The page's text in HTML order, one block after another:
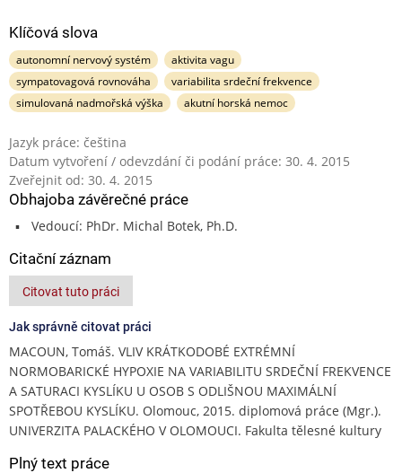
Klíčová slova
autonomní nervový systém
aktivita vagu
sympatovagová rovnováha
variabilita srdeční frekvence
simulovaná nadmořská výška
akutní horská nemoc
Jazyk práce: čeština
Datum vytvoření / odevzdání či podání práce: 30. 4. 2015
Zveřejnit od: 30. 4. 2015
Obhajoba závěrečné práce
Vedoucí: PhDr. Michal Botek, Ph.D.
Citační záznam
Citovat tuto práci
Jak správně citovat práci
MACOUN, Tomáš. VLIV KRÁTKODOBÉ EXTRÉMNÍ
NORMOBARICKÉ HYPOXIE NA VARIABILITU SRDEČNÍ FREKVENCE
A SATURACI KYSLÍKU U OSOB S ODLIŠNOU MAXIMÁLNÍ
SPOTŘEBOU KYSLÍKU. Olomouc, 2015. diplomová práce (Mgr.).
UNIVERZITA PALACKÉHO V OLOMOUCI. Fakulta tělesné kultury
Plný text práce